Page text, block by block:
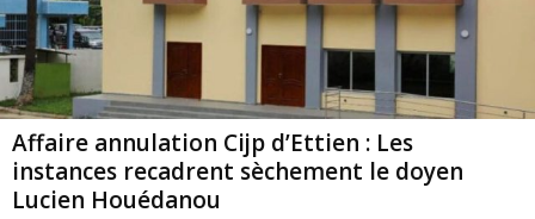
Affaire annulation Cijp d’Ettien : Les
instances recadrent sèchement le doyen
Lucien Houédanou